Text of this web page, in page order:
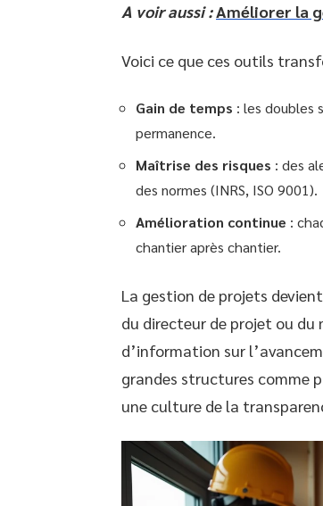
A voir aussi : Améliorer la
Voici ce que ces outils
Gain de temps : les doubles
permanence.
Maîtrise des risques : des
des normes (INRS, ISO 9001).
Amélioration continue :
chantier après chantier.
La gestion de projets
du directeur de projet ou du
d’information sur
grandes structures comme
une culture de la